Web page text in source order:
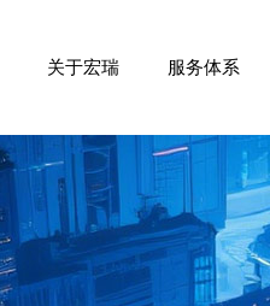
关于宏瑞 服务体系